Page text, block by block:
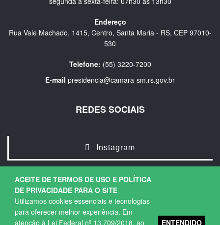
ACEITE DE TERMOS DE USO E POLÍTICA
DE PRIVACIDADE PARA O SITE
Utilizamos cookies essenciais e tecnologias
para oferecer melhor experiência. Em
atenção à Lei Federal nº 13.709/2018, ao
ENTENDIDO
Endereço
Rua Vale Machado, 1415, Centro, Santa Maria - RS, CEP 97010-
530
Telefone: (55) 3220-7200
E-mail presidencia@camara-sm.rs.gov.br
REDES SOCIAIS
Instagram